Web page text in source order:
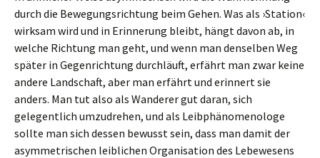
durch die Bewegungsrichtung beim Gehen. Was als ›Station‹
wirksam wird und in Erinnerung bleibt, hängt davon ab, in
welche Richtung man geht, und wenn man denselben Weg
später in Gegenrichtung durchläuft, erfährt man zwar keine
andere Landschaft, aber man erfährt und erinnert sie
anders. Man tut also als Wanderer gut daran, sich
gelegentlich umzudrehen, und als Leibphänomenologe
sollte man sich dessen bewusst sein, dass man damit der
asymmetrischen leiblichen Organisation des Lebewesens